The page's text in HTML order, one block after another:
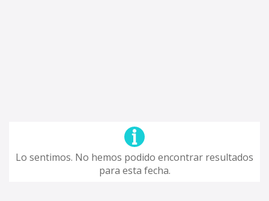
Lo sentimos. No hemos podido encontrar resultados
para esta fecha.